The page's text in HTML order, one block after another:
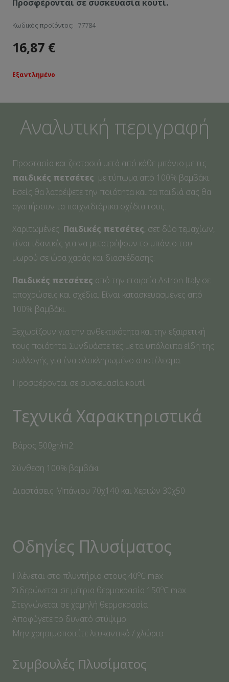
Προσφέρονται σε συσκευασία κουτί.
Κωδικός προϊόντος: 77784
16,87 €
Εξαντλημένο
Αναλυτική περιγραφή
Προστασία και ζεστασιά μετά από κάθε μπάνιο με τις
παιδικές πετσέτες με τύπωμα από 100% βαμβάκι.
Εσείς θα λατρέψετε την ποιότητα και τα παιδιά σας θα
αγαπήσουν τα παιχνιδιάρικα σχέδια τους.
Χαριτωμένες Παιδικές πετσέτες, σετ δύο τεμαχίων,
είναι ιδανικές για να μετατρέψουν το μπάνιο του
μωρού σε ώρα χαράς και διασκέδασης.
Παιδικές πετσέτες από την εταιρεία Astron Italy σε
αποχρώσεις και σχέδια. Είναι κατασκευασμένες από
100% βαμβάκι.
Ξεχωρίζουν για την ανθεκτικότητα και την εξαιρετική
τους ποιότητα. Συνδυάστε τες με τα υπόλοιπα είδη της
συλλογής για ένα ολοκληρωμένο αποτέλεσμα.
Προσφέρονται σε συσκευασία κουτί.
Τεχνικά Χαρακτηριστικά
Βάρος 500gr/m2.
Σύνθεση 100% βαμβάκι
Διαστάσεις Μπάνιου 70χ140 και Χεριών 30χ50
Οδηγίες Πλυσίματος
Πλένεται στο πλυντήριο στους 40οC max
Σιδερώνεται σε μέτρια θερμοκρασία 150οC max
Στεγνώνεται σε χαμηλή θερμοκρασία
Αποφύγετε το δυνατό στύψιμο
Μην χρησιμοποιείτε λευκαντικό / χλώριο
Συμβουλές Πλυσίματος